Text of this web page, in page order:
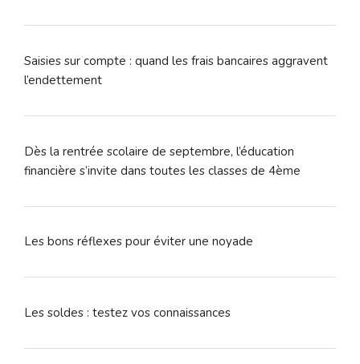
Saisies sur compte : quand les frais bancaires aggravent
l’endettement
Dès la rentrée scolaire de septembre, l’éducation
financière s’invite dans toutes les classes de 4ème
Les bons réflexes pour éviter une noyade
Les soldes : testez vos connaissances